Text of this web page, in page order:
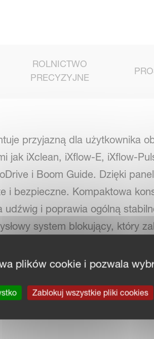
ROLNICTWO
PRECYZYJNE
przyjazną dla użytkownika
jak iXclean, iXflow-E, iXflow-
i Boom Guide. Dzięki
i bezpieczne. Kompaktowa
udźwig i poprawia ogólną
system blokujący, który
służą do automatycznego
systemowi
zaworami iXclean Pro.
l w połączeniu z dwoma
(15-30 m).
plików cookie i pozwala
Zablokuj wszystkie pliki cookies